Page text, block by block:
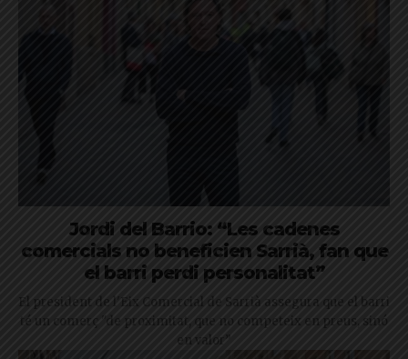
Jordi del Barrio: “Les cadenes
comercials no beneficien Sarrià, fan que
el barri perdi personalitat”
El president de l'Eix Comercial de Sarrià assegura que el barri
té un comerç "de proximitat, que no competeix en preus, sinó
en valor”